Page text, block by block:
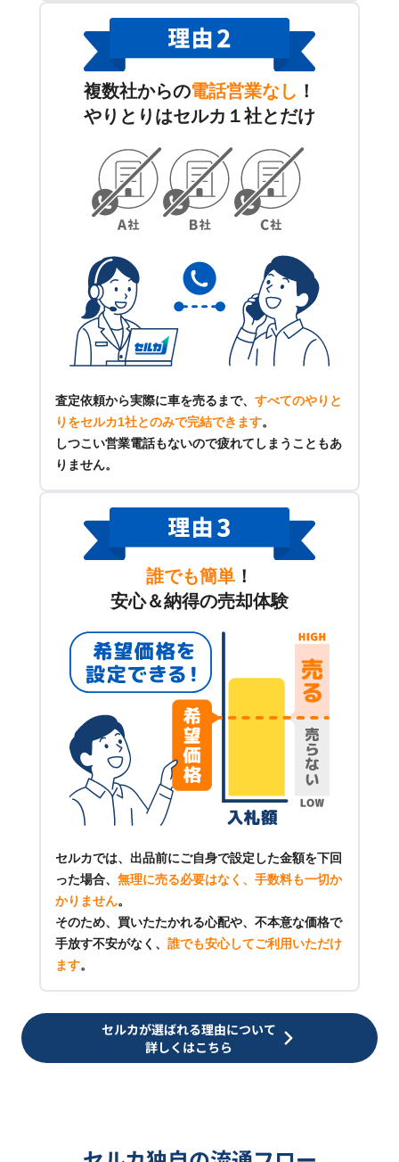
複数社からの電話営業なし ！
やりとりはセルカ１社とだけ
査定依頼から実際に車を売るまで、 すべてのやりと
りをセルカ1社とのみで完結できます。
しつこい営業電話もないので疲れてしまうこともあ
りません。
誰でも簡単 ！
安心＆納得の売却体験
セルカでは、出品前にご自身で設定した金額を下回
った場合、 無理に売る必要はなく、手数料も一切か
かりません。
そのため、買いたたかれる心配や、不本意な価格で
手放す不安がなく、 誰でも安心してご利用いただけ
ます。
セルカが選ばれる理由について
詳しくはこちら